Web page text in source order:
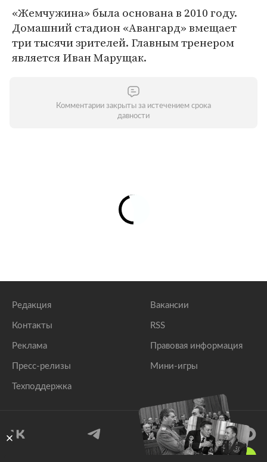
«Жемчужина» была основана в 2010 году.
Домашний стадион «Авангард» вмещает
три тысячи зрителей. Главным тренером
является Иван Марущак.
Комментарии закрыты за истечением срока
давности
Редакция
Контакты
Реклама
Пресс-релизы
Техподдержка
Вакансии
RSS
Правовая информация
Мини-игры